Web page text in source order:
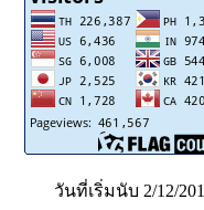
วันที่เริ่มนับ 2/12/